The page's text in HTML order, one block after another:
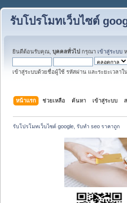
รับโปรโมทเว็บไซต์
ยินดีต้อนรับคุณ, บุคคลทั่วไป กรุณา เข้าสู่ระบบ
เข้าสู่ระบบด้วยชื่อผู้ใช้ รหัสผ่าน และระยะเวลา
หน้าแรก ช่วยเหลือ ค้นหา เข้าสู่ระบบ
รับโปรโมทเว็บไซต์ google, รับทำ seo ราคาถูก